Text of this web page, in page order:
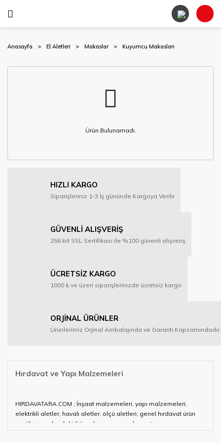
Anasayfa El Aletleri Makaslar Kuyumcu Makasları
Ürün Bulunamadı.
HIZLI KARGO
Siparişleriniz 1-3 İş gününde Kargoya Verilir
GÜVENLİ ALIŞVERİŞ
256 bit SSL Sertifikası ile %100 güvenli alışveriş
ÜCRETSİZ KARGO
1000 ₺ ve üzeri siparişlerinizde ücretsiz kargo
ORJİNAL ÜRÜNLER
Ürünlerimiz Orjinal Ambalajında ve Garanti Kapsamındadır.
Hırdavat ve Yapı Malzemeleri
HIRDAVATARA.COM ; İnşaat malzemeleri, yapı malzemeleri,
elektrikli aletler, havalı aletler, ölçü aletleri, genel hırdavat ürün
çeşitleri ve alandaki ihtiyaçlarınızın neredeyse tamamını